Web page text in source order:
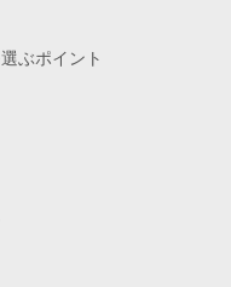
ぶポイント